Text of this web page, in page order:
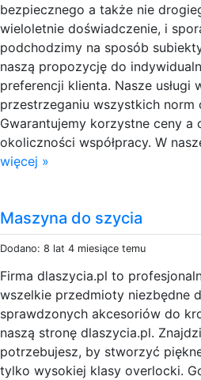
bezpiecznego a także nie
wieloletnie doświadczenie, i
podchodzimy na sposób
naszą propozycję do
preferencji klienta. Nasze usługi
przestrzeganiu wszystkich norm
Gwarantujemy korzystne ceny
okoliczności współpracy. W
więcej »
Maszyna do szycia
Dodano: 8 lat 4 miesiące temu
Firma dlaszycia.pl to
wszelkie przedmioty niezbędne
sprawdzonych akcesoriów do
naszą stronę dlaszycia.pl.
potrzebujesz, by stworzyć
tylko wysokiej klasy overlocki.